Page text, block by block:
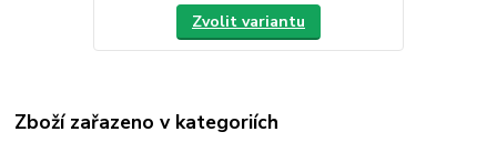
Zvolit variantu
Zboží zařazeno v kategoriích